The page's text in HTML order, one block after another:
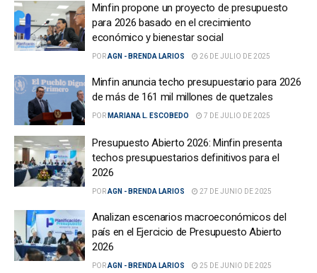
Minfin propone un proyecto de presupuesto
para 2026 basado en el crecimiento
económico y bienestar social
PORAGN - BRENDA LARIOS 26 DE JULIO DE 2025
Minfin anuncia techo presupuestario para 2026
de más de 161 mil millones de quetzales
POR MARIANA L. ESCOBEDO 7 DE JULIO DE 2025
Presupuesto Abierto 2026: Minfin presenta
techos presupuestarios definitivos para el
2026
PORAGN - BRENDA LARIOS 27 DE JUNIO DE 2025
Analizan escenarios macroeconómicos del
país en el Ejercicio de Presupuesto Abierto
2026
PORAGN - BRENDA LARIOS 25 DE JUNIO DE 2025